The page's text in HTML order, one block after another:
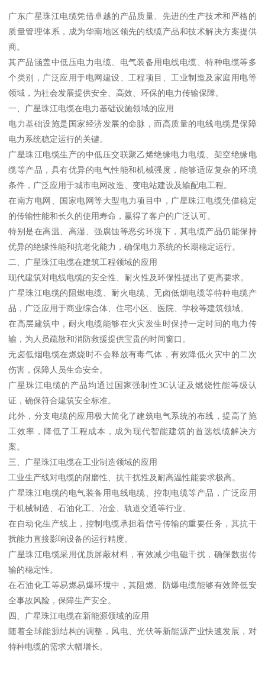
广东广星珠江电缆凭借卓越的产品质量、先进的生产技术和严格的
质量管理体系，成为华南地区领先的线缆产品和技术解决方案提供
商。
其产品涵盖中低压电力电缆、电气装备用电线电缆、特种电缆等多
个类别，广泛应用于电网建设、工程项目、工业制造及家庭用电等
领域，为社会发展提供安全、高效、环保的电力传输保障。
一、广星珠江电缆在电力基础设施领域的应用
电力基础设施是国家经济发展的命脉，而高质量的电线电缆是保障
电力系统稳定运行的关键。
广星珠江电缆生产的中低压交联聚乙烯绝缘电力电缆、架空绝缘电
缆等产品，具有优异的电气性能和机械强度，能够适应复杂的环境
条件，广泛应用于城市电网改造、变电站建设及输配电工程。
在南方电网、国家电网等大型电力项目中，广星珠江电缆凭借稳定
的传输性能和长久的使用寿命，赢得了客户的广泛认可。
特别是在高温、高湿、强腐蚀等恶劣环境下，其电缆产品仍能保持
优异的绝缘性能和抗老化能力，确保电力系统的长期稳定运行。
二、广星珠江电缆在建筑工程领域的应用
现代建筑对电线电缆的安全性、耐火性及环保性提出了更高要求。
广星珠江电缆的阻燃电缆、耐火电缆、无卤低烟电缆等特种电缆产
品，广泛应用于商业综合体、住宅小区、医院、学校等建筑领域。
在高层建筑中，耐火电缆能够在火灾发生时保持一定时间的电力传
输，为人员疏散和消防救援提供宝贵的时间窗口。
无卤低烟电缆在燃烧时不会释放有毒气体，有效降低火灾中的二次
伤害，保障人员生命安全。
广星珠江电缆的产品均通过国家强制性3C认证及燃烧性能等级认
证，确保符合建筑安全标准。
此外，分支电缆的应用极大简化了建筑电气系统的布线，提高了施
工效率，降低了工程成本，成为现代智能建筑的首选线缆解决方
案。
三、广星珠江电缆在工业制造领域的应用
工业生产线对电缆的耐磨性、抗干扰性及耐高温性能要求极高。
广星珠江电缆的电气装备用电线电缆、控制电缆等产品，广泛应用
于机械制造、石油化工、冶金、轨道交通等行业。
在自动化生产线上，控制电缆承担着信号传输的重要任务，其抗干
扰能力直接影响设备的运行精度。
广星珠江电缆采用优质屏蔽材料，有效减少电磁干扰，确保数据传
输的稳定性。
在石油化工等易燃易爆环境中，其阻燃、防爆电缆能够有效降低安
全事故风险，保障生产安全。
四、广星珠江电缆在新能源领域的应用
随着全球能源结构的调整，风电、光伏等新能源产业快速发展，对
特种电缆的需求大幅增长。